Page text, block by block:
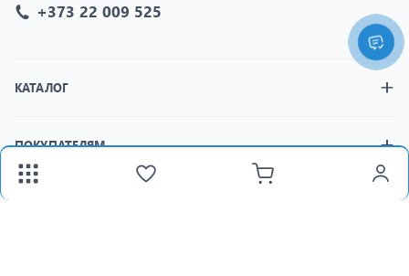
+373 22 009 525
КАТАЛОГ
ПОКУПАТЕЛЯМ